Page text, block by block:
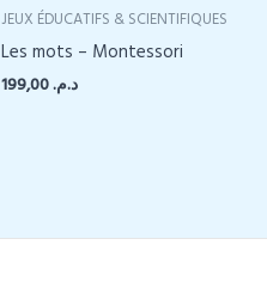
JEUX ÉDUCATIFS & SCIENTIFIQUES
Les mots – Montessori
د.م.